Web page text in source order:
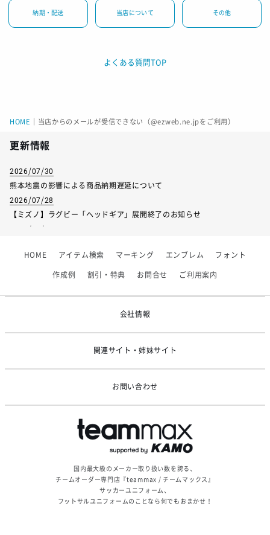
納期・配送 当店について その他
よくある質問TOP
HOME 当店からのメールが受信できない（@ezweb.ne.jpをご利用）
更新情報
2026/07/30
熊本地震の影響による商品納期遅延について
2026/07/28
【ミズノ】ラグビー「ヘッドギア」展開終了のお知らせ
2026/06/09
【アシックス】一部商品「生地の在庫限り」廃盤のお知らせ
HOME アイテム検索 マーキング エンブレム フォント
作成例 割引・特典 お問合せ ご利用案内
会社情報
関連サイト・姉妹サイト
お問い合わせ
国内最大級のメーカー取り扱い数を誇る、
チームオーダー専門店『teammax / チームマックス』
サッカーユニフォーム、
フットサルユニフォームのことなら何でもおまかせ！